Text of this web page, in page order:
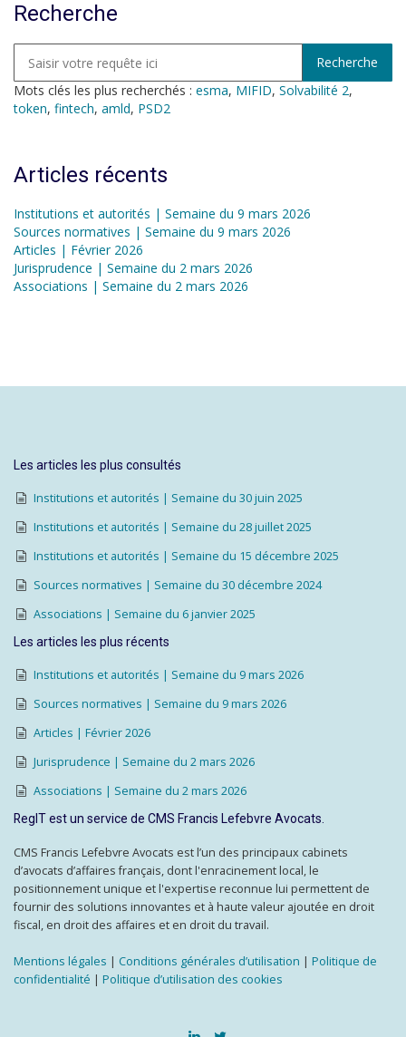
Recherche
Mots clés les plus recherchés : esma, MIFID, Solvabilité 2,
token, fintech, amld, PSD2
Articles récents
Institutions et autorités | Semaine du 9 mars 2026
Sources normatives | Semaine du 9 mars 2026
Articles | Février 2026
Jurisprudence | Semaine du 2 mars 2026
Associations | Semaine du 2 mars 2026
Les articles les plus consultés
Institutions et autorités | Semaine du 30 juin 2025
Institutions et autorités | Semaine du 28 juillet 2025
Institutions et autorités | Semaine du 15 décembre 2025
Sources normatives | Semaine du 30 décembre 2024
Associations | Semaine du 6 janvier 2025
Les articles les plus récents
Institutions et autorités | Semaine du 9 mars 2026
Sources normatives | Semaine du 9 mars 2026
Articles | Février 2026
Jurisprudence | Semaine du 2 mars 2026
Associations | Semaine du 2 mars 2026
RegIT est un service de CMS Francis Lefebvre Avocats.
CMS Francis Lefebvre Avocats est l’un des principaux cabinets
d’avocats d’affaires français, dont l'enracinement local, le
positionnement unique et l'expertise reconnue lui permettent de
fournir des solutions innovantes et à haute valeur ajoutée en droit
fiscal, en droit des affaires et en droit du travail.
Mentions légales | Conditions générales d’utilisation | Politique de
confidentialité | Politique d’utilisation des cookies